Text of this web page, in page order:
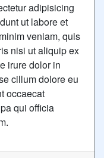
adipisicing
ut labore et
veniam, quis
nisi ut aliquip ex
irure dolor in
cillum dolore eu
occaecat
qui officia